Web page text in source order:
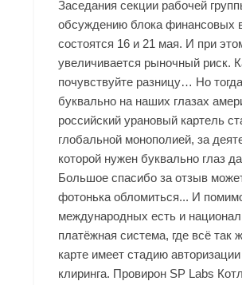
Заседания секции рабочей
обсуждению блока финансовых
состоятся 16 и 21 мая. И при
увеличивается рыночный риск.
почувствуйте разницу… Но
буквально на наших глазах
российский урановый картель
глобальной монополией, за
которой нужен буквально глаз
Большое спасибо за отзыв
фотонька обломиться... И
международных есть и
платёжная система, где всё так
карте имеет стадию
клиринга. Провирон SP Labs